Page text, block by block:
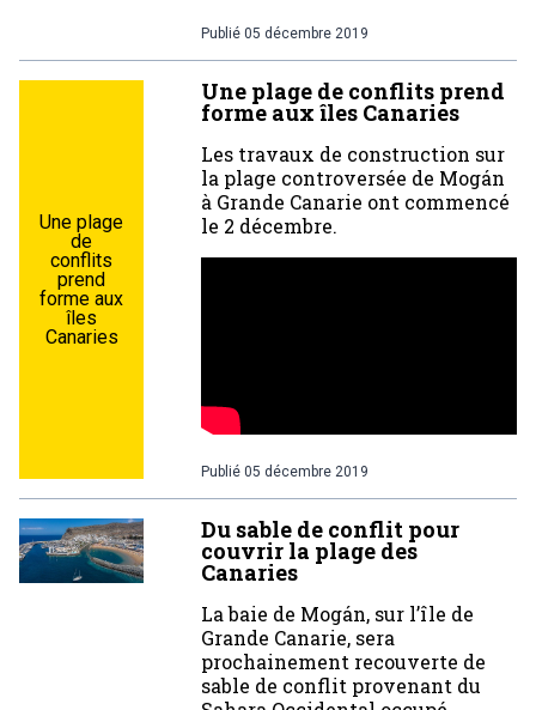
Publié 05 décembre 2019
Une plage
de
conflits
prend
forme aux
îles
Canaries
Une plage de conflits prend
forme aux îles Canaries
Les travaux de construction sur
la plage controversée de Mogán
à Grande Canarie ont commencé
le 2 décembre.
Publié 05 décembre 2019
Du sable de conflit pour
couvrir la plage des
Canaries
La baie de Mogán, sur l’île de
Grande Canarie, sera
prochainement recouverte de
sable de conflit provenant du